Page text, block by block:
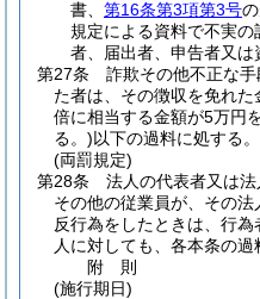
書、 第16条第3項第3号
規定による資料で不実
者、届出者、申告者又は
第27条
詐欺その他不正な
た者は、その徴収を免れ
倍に相当する金額が5万円
る。)以下の過料に処する。
(両罰規定)
第28条
法人の代表者又は
その他の従業員が、その
反行為をしたときは、行
人に対しても、各本条の過
附 則
(施行期日)